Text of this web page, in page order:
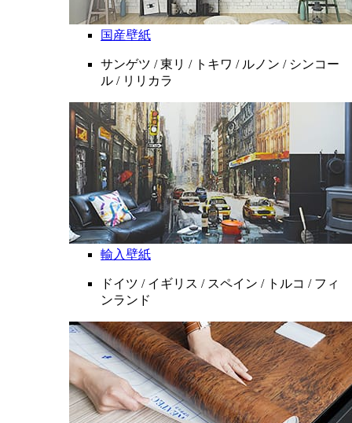
国産壁紙
サンゲツ / 東リ / トキワ / ルノン / シンコー
ル / リリカラ
輸入壁紙
ドイツ / イギリス / スペイン / トルコ / フィ
ンランド